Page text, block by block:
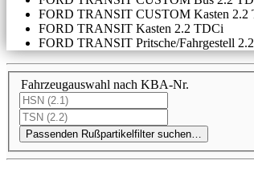
FORD TRANSIT CUSTOM Kasten 2.2
FORD TRANSIT Kasten 2.2 TDCi
FORD TRANSIT Pritsche/Fahrgestell
Fahrzeugauswahl nach KBA-Nr.
Passenden Rußpartikelfilter suchen…